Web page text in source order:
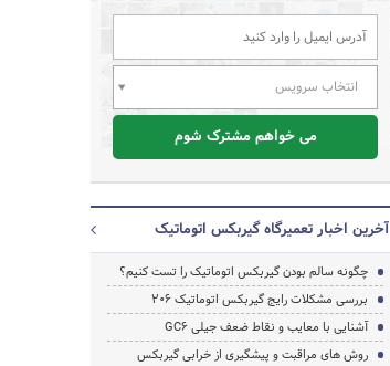
انتخاب سرویس
می خواهم مشترک شوم
آخرین اخبار تعمیرگاه گیربکس اتوماتیک
چگونه سالم بودن گیربکس اتوماتیک را تست کنیم؟
بررسی مشکلات رایج گیربکس اتوماتیک 206
آشنایی با معایب و نقاط ضعف جیلی GC6
روش های مراقبت و پیشگیری از خرابی گیربکس